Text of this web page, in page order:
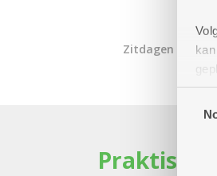
Zitdagen
Praktisch